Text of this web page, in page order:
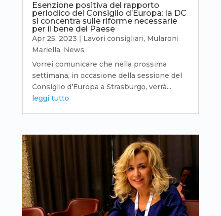
Esenzione positiva del rapporto
periodico del Consiglio d’Europa: la DC
si concentra sulle riforme necessarie
per il bene del Paese
Apr 25, 2023 Lavori consigliari, Mularoni
Mariella, News
Vorrei comunicare che nella prossima
settimana, in occasione della sessione del
Consiglio d’Europa a Strasburgo, verrà...
leggi tutto